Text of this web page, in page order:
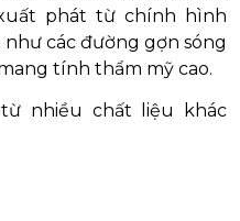
phát từ chính hình
như các đường gợn sóng
tính thẩm mỹ cao.
nhiều chất liệu khác